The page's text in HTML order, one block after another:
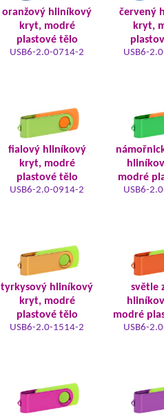
oranžový hliníkový
kryt, modré
plastové tělo
USB6-2.0-0714-2
červený
kryt,
USB6-
fialový hliníkový
kryt, modré
plastové tělo
USB6-2.0-0914-2
modré
USB6-
tyrkysový hliníkový
kryt, modré
plastové tělo
USB6-2.0-1514-2
světle
modré
USB6-